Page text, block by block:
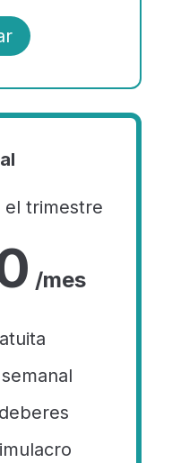
el trimestre
/mes